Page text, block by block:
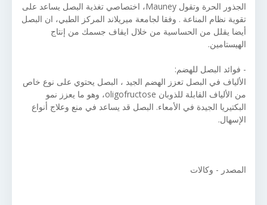
الجذور الحرة وتقول Mauney، اختصاصي تغذية البصل يساعد على
تقوية نظام المناعة . وفقا لجامعة ميريلاند المركز الطبي، ان البصل
أيضا يقلل من الحساسية من خلال ايقاف جسمك من إنتاج
الهيستامين.
- فوائد البصل للهضم:
الألياف في البصل تعزز الهضم الجيد ، البصل يحتوي على نوع خاص
من الألياف القابلة للذوبان oligofructose، وهو ما يعزز نمو
البكتيريا الجيدة في الأمعاء. البصل قد يساعد في منع وعلاج أنواع
الإسهال.
المصدر - وكالات